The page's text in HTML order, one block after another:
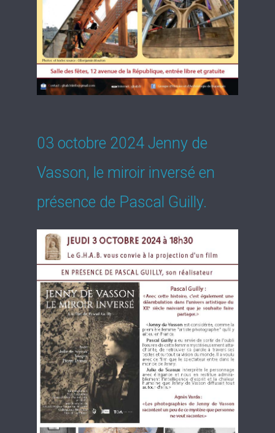
03 octobre 2024 Jenny de
Vasson, le miroir inversé en
présence de Pascal Guilly.